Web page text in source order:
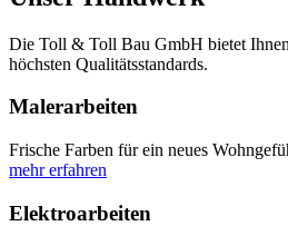
Die Toll & Toll Bau GmbH bietet
höchsten Qualitätsstandards.
Malerarbeiten
Frische Farben für ein neues
mehr erfahren
Elektroarbeiten